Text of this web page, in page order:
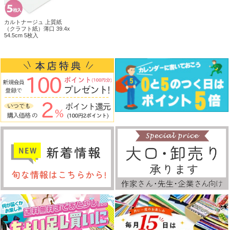
カルトナージュ 上質紙
（クラフト紙）薄口 39.4x
54.5cm 5枚入